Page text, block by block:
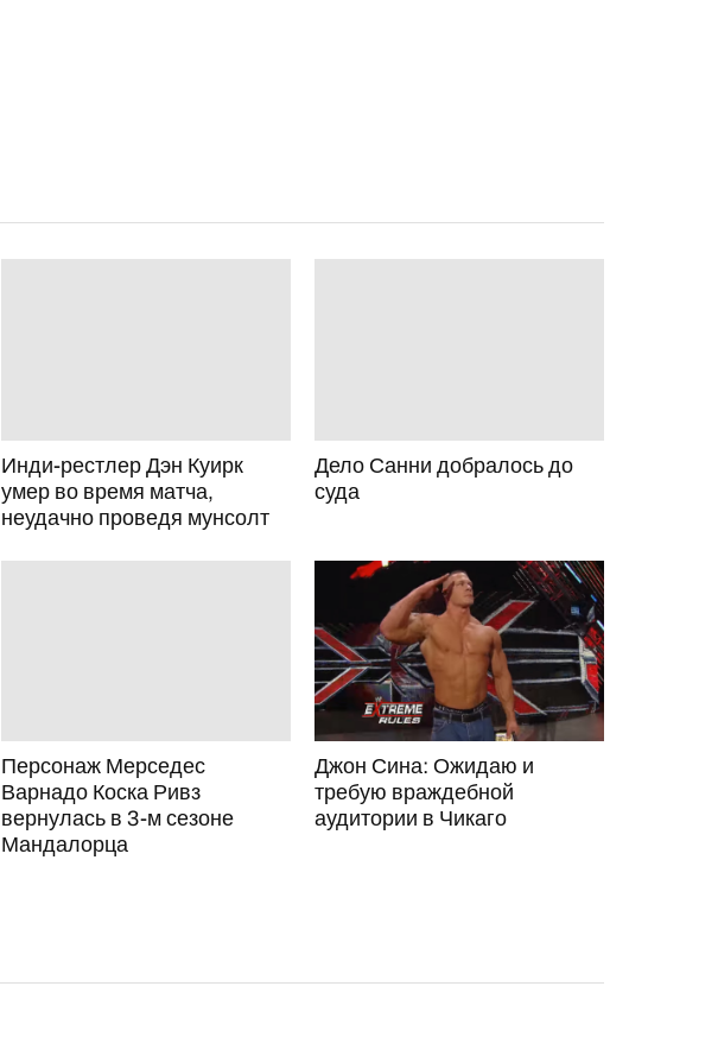
Инди-рестлер Дэн Куирк
умер во время матча,
неудачно проведя мунсолт
Дело Санни добралось до
суда
Персонаж Мерседес
Варнадо Коска Ривз
вернулась в 3-м сезоне
Мандалорца
Джон Сина: Ожидаю и
требую враждебной
аудитории в Чикаго